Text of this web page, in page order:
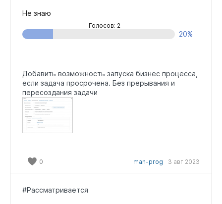
Не знаю
Голосов: 2
20%
Добавить возможность запуска бизнес процесса,
если задача просрочена. Без прерывания и
пересоздания задачи
0 man-prog 3 авг 2023
#Рассматривается